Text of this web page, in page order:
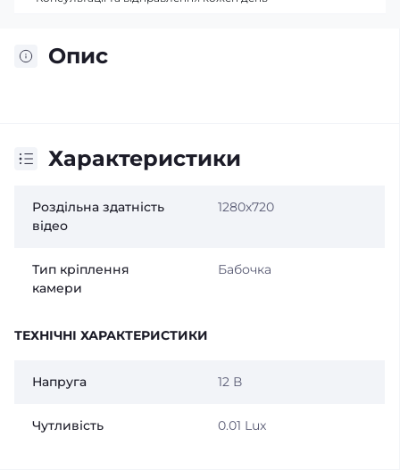
Опис
Характеристики
Роздільна здатність
відео
1280х720
Тип кріплення
камери
Бабочка
ТЕХНІЧНІ ХАРАКТЕРИСТИКИ
Напруга 12 В
Чутливість 0.01 Lux